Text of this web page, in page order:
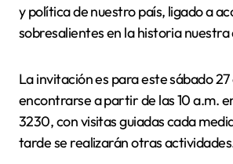
y política de nuestro país, ligado a
sobresalientes en la historia nuestra
La invitación es para este sábado
encontrarse a partir de las 10 a.m.
3230, con visitas guiadas cada
tarde se realizarán otras